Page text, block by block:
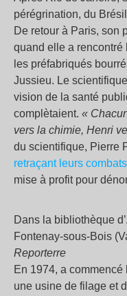
pérégrination, du
De retour à Paris, son
quand elle a
les préfabriqués
Jussieu. Le
vision de la santé
complètaient. «
vers la chimie, Henri
du scientifique, Pierre
retraçant leurs combats
mise à profit pour
Dans la bibliothèque
Fontenay-sous-Bois
Reporterre
En 1974, a commencé
une usine de filage et